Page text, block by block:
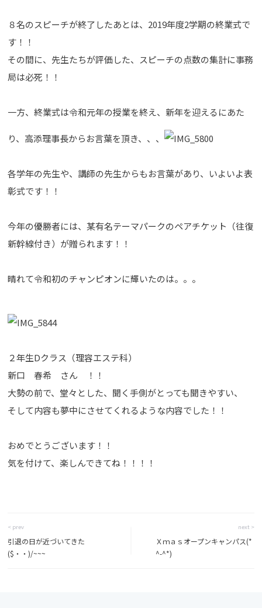
８名のスピーチが終了したあとは、2019年度2学期の終業式で
す！！
その間に、先生たちが評価した、スピーチの点数の集計に事務
局は必死！！
一方、終業式は令和元年の授業を終え、新年を迎えるにあた
り、高添理事長からお言葉を頂き、、、
各学年の先生や、講師の先生からもお言葉があり、いよいよ表
彰式です！！
今年の優勝者には、某有名テーマパークのペアチケット（往復
新幹線付き）が贈られます！！
晴れて令和初のチャンピオンに輝いたのは。。。
２年生Dクラス（理容エステ科）
新口 春希 さん ！！
大勢の前で、堂々とした、聞く手側がとっても聞きやすい、
そして内容も夢中にさせてくれるような内容でした！！
おめでとうございます！！
気を付けて、楽しんできてね！！！！
< prev
引退の日が近づいてきた
($・・)/~~~
next >
Ｘｍａｓオープンキャンパス(*
^-^*)